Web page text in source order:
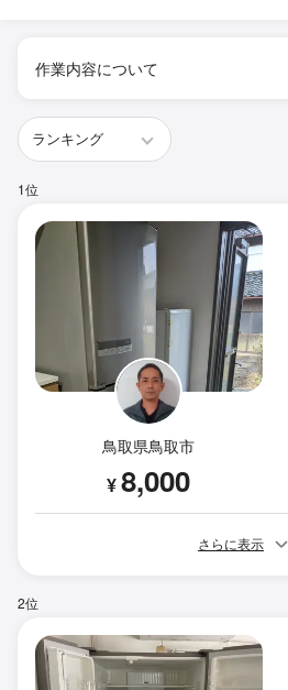
作業内容について
1位
鳥取県鳥取市
¥8,000
さらに表示
2位